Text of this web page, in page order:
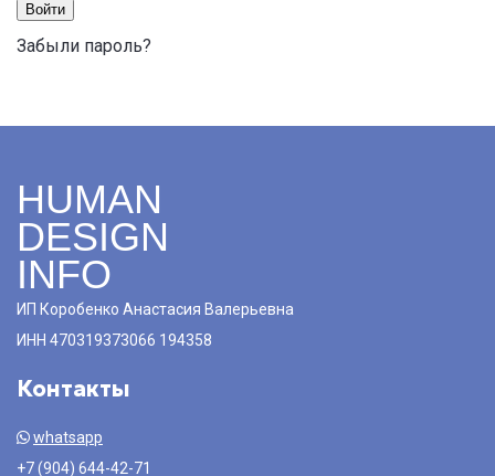
Войти
Забыли пароль?
HUMAN
DESIGN
INFO
ИП Коробенко Анастасия Валерьевна
ИНН 470319373066 194358
Контакты
whatsapp
+7 (904) 644-42-71